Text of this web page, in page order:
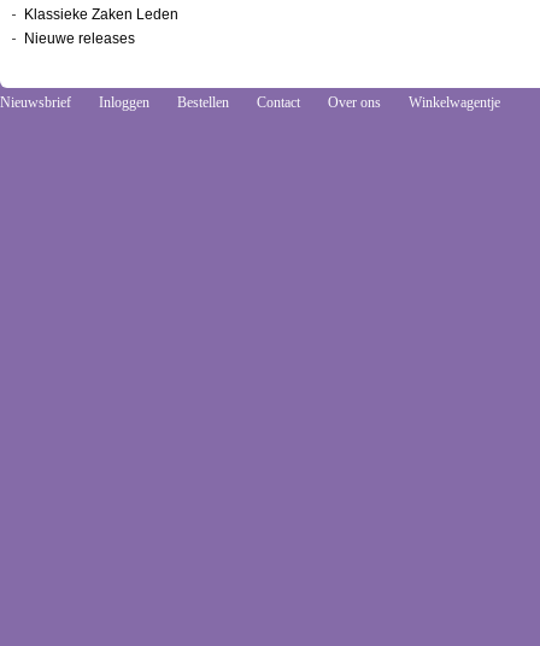
Klassieke Zaken Leden
Nieuwe releases
Nieuwsbrief Inloggen Bestellen Contact Over ons Winkelwagentje